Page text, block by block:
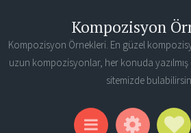
Kompozisyon
Kompozisyon Örnekleri. En güzel
uzun kompozisyonlar, her konuda
sitemizde